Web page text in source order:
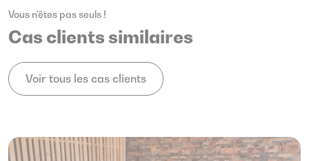
Vous n'êtes pas seuls !
Cas clients similaires
Voir tous les cas clients